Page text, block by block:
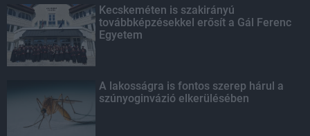
Kecskeméten is szakirányú
továbbképzésekkel erősít a Gál Ferenc
Egyetem
A lakosságra is fontos szerep hárul a
szúnyoginvázió elkerülésében